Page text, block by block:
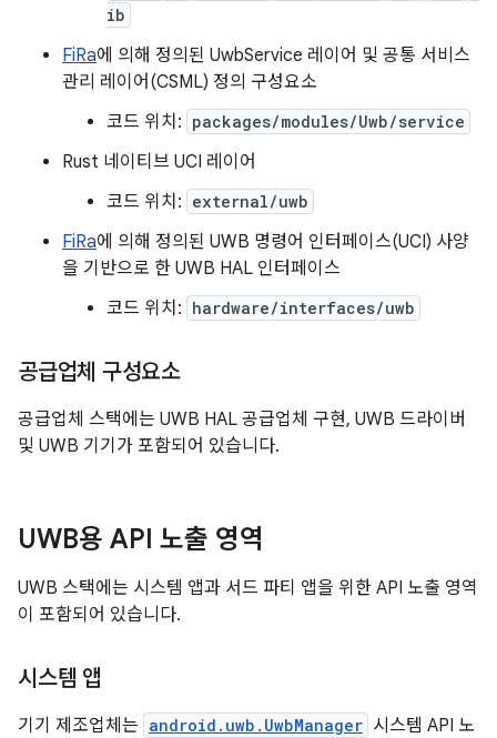
ib
FiRa에 의해 정의된 UwbService 레이어 및 공통 서비스
관리 레이어(CSML) 정의 구성요소
코드 위치: packages/modules/Uwb/service
Rust 네이티브 UCI 레이어
코드 위치: external/uwb
FiRa에 의해 정의된 UWB 명령어 인터페이스(UCI) 사양
을 기반으로 한 UWB HAL 인터페이스
코드 위치: hardware/interfaces/uwb
공급업체 구성요소
공급업체 스택에는 UWB HAL 공급업체 구현, UWB 드라이버
및 UWB 기기가 포함되어 있습니다.
UWB용 API 노출 영역
UWB 스택에는 시스템 앱과 서드 파티 앱을 위한 API 노출 영역
이 포함되어 있습니다.
시스템 앱
기기 제조업체는 android.uwb.UwbManager 시스템 API 노